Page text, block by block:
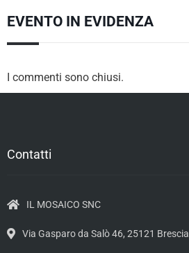
EVENTO IN EVIDENZA
I commenti sono chiusi.
Contatti
IL MOSAICO SNC
Via Gasparo da Salò 46, 25121 Brescia